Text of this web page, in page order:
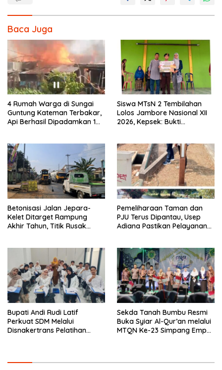
Baca Juga
4 Rumah Warga di Sungai
Guntung Kateman Terbakar,
Api Berhasil Dipadamkan 1
Siswa MTsN 2 Tembilahan
Lolos Jambore Nasional XII
2026, Kepsek: Bukti
Betonisasi Jalan Jepara-
Kelet Ditarget Rampung
Akhir Tahun, Titik Rusak
Pemeliharaan Taman dan
PJU Terus Dipantau, Usep
Adiana Pastikan Pelayanan
Bupati Andi Rudi Latif
Perkuat SDM Melalui
Disnakertrans Pelatihan
Sekda Tanah Bumbu Resmi
Buka Syiar Al-Qur’an melalui
MTQN Ke-23 Simpang Empat